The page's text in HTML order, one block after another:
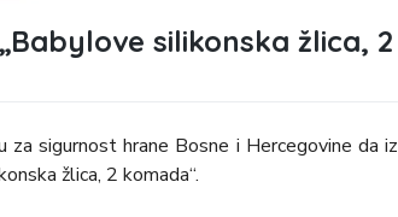
silikonska žlica, 2
sigurnost hrane Bosne i Hercegovine da iz
žlica, 2 komada“.